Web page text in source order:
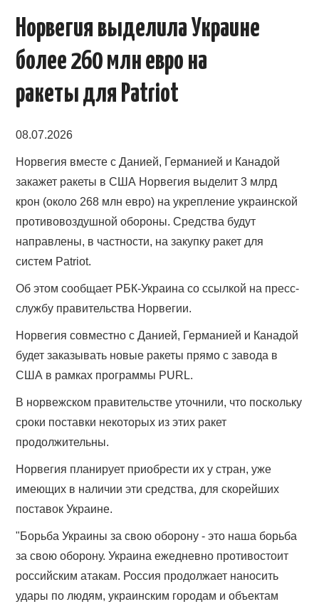
Норвегия выделила Украине
более 260 млн евро на
ракеты для Patriot
08.07.2026
Норвегия вместе с Данией, Германией и Канадой
закажет ракеты в США Норвегия выделит 3 млрд
крон (около 268 млн евро) на укрепление украинской
противовоздушной обороны. Средства будут
направлены, в частности, на закупку ракет для
систем Patriot.
Об этом сообщает РБК-Украина со ссылкой на пресс-
службу правительства Норвегии.
Норвегия совместно с Данией, Германией и Канадой
будет заказывать новые ракеты прямо с завода в
США в рамках программы PURL.
В норвежском правительстве уточнили, что поскольку
сроки поставки некоторых из этих ракет
продолжительны.
Норвегия планирует приобрести их у стран, уже
имеющих в наличии эти средства, для скорейших
поставок Украине.
"Борьба Украины за свою оборону - это наша борьба
за свою оборону. Украина ежедневно противостоит
российским атакам. Россия продолжает наносить
удары по людям, украинским городам и объектам